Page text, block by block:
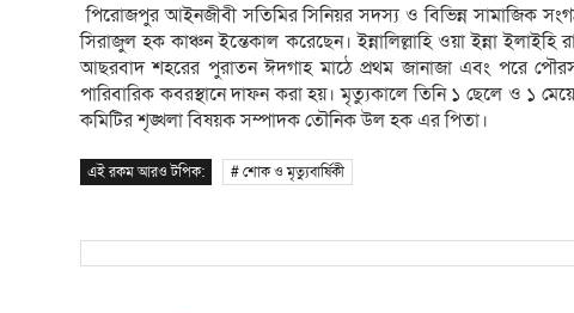
পিরোজপুর আইনজীবী সতিমির সিনিয়র সদস্য ও বিভিন্ন সামাজিক
সিরাজুল হক কাঞ্চন ইন্তেকাল করেছেন। ইন্নালিল্লাহি ওয়া ইন্না
আছরবাদ শহরের পুরাতন ঈদগাহ মাঠে প্রথম জানাজা এবং পরে
পারিবারিক কবরস্থানে দাফন করা হয়। মৃত্যুকালে তিনি ১ ছেলে ও ১
কমিটির শৃঙ্খলা বিষয়ক সম্পাদক তৌনিক উল হক এর পিতা।
এই রকম আরও টপিক: # শোক ও মৃত্যুবার্ষিকী